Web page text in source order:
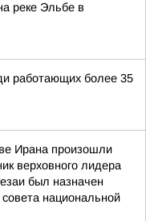
реке Эльбе в
работающих более 35
Ирана произошли
верховного лидера
был назначен
национальной